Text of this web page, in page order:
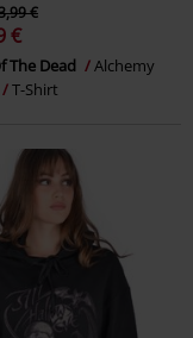
€
€
The Dead
Alchemy
T-Shirt